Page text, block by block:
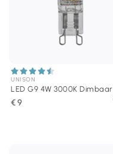
UNISON
LED G9 4W 3000K Dimbaar
€ 9